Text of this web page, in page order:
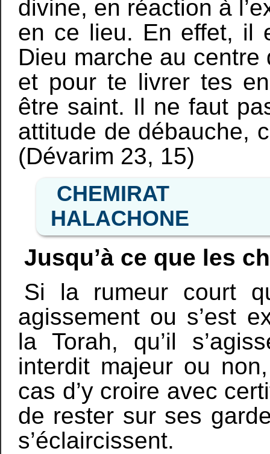
divine, en réaction à
en ce lieu. En effet, il
Dieu marche au
et pour te livrer tes
être saint. Il ne faut
attitude de débauche,
(Dévarim 23, 15)
CHEMIRAT
HALACHONE
Jusqu’à ce que les
Si la rumeur court
agissement ou s’est
la Torah, qu’il
interdit majeur ou
cas d’y croire avec
de rester sur ses
s’éclaircissent.